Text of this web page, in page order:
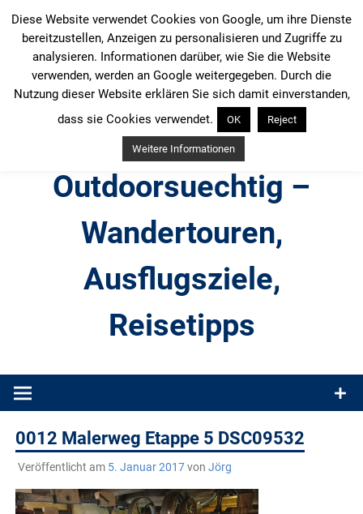
Inhalt
springen
Outdoorsuechtig –
Wandertouren,
Ausflugsziele,
Reisetipps
Produkttests und Buchrezensionen. Ein Blog für alle, die gern
0012 Malerweg Etappe 5 DSC09532
Veröffentlicht am 5. Januar 2017von Jörg
Diese Website verwendet Cookies von Google, um ihre Dienste
bereitzustellen, Anzeigen zu personalisieren und Zugriffe zu
analysieren. Informationen darüber, wie Sie die Website
verwenden, werden an Google weitergegeben. Durch die
Nutzung dieser Website erklären Sie sich damit einverstanden,
dass sie Cookies verwendet.
OK Reject
Weitere Informationen